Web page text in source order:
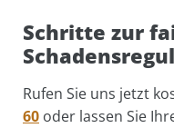
Schritte zur
Rufen Sie uns jetzt
60 oder lassen Sie